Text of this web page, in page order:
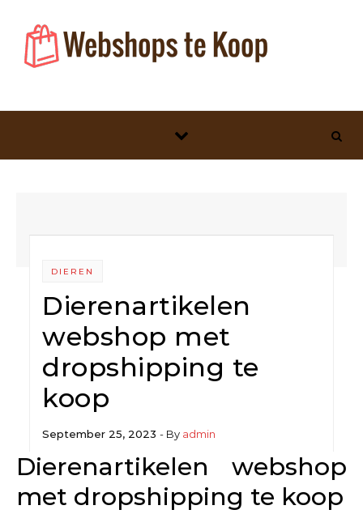
DIEREN
Dierenartikelen
webshop met
dropshipping te
koop
September 25, 2023 - By admin
Dierenartikelen webshop
met dropshipping te koop